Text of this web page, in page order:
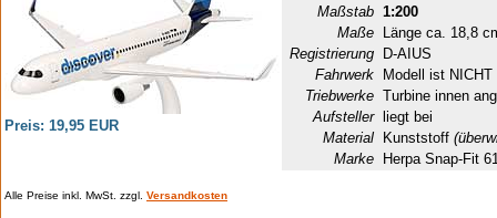
Preis: 19,95 EUR
Maßstab 1:200
Maße
Länge ca. 18,8
Registrierung
D-AIUS
Fahrwerk
Modell ist
Triebwerke Turbine innen
Aufsteller
liegt bei
Material
Kunststoff
Marke
Herpa Snap-Fit
Alle Preise inkl. MwSt. zzgl. Versandkosten